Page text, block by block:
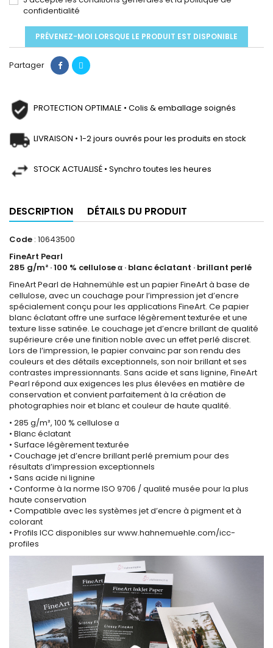
confidentialité
PRÉVENEZ-MOI LORSQUE LE PRODUIT EST DISPONIBLE
Partager
PROTECTION OPTIMALE • Colis & emballage soignés
LIVRAISON • 1-2 jours ouvrés pour les produits en stock
STOCK ACTUALISÉ • Synchro toutes les heures
DESCRIPTION DÉTAILS DU PRODUIT
Code : 10643500
FineArt Pearl
285 g/m² · 100 % cellulose α · blanc éclatant · brillant perlé
FineArt Pearl de Hahnemühle est un papier FineArt à base de
cellulose, avec un couchage pour l’impression jet d’encre
spécialement conçu pour les applications FineArt. Ce papier
blanc éclatant offre une surface légèrement texturée et une
texture lisse satinée. Le couchage jet d’encre brillant de qualité
supérieure crée une finition noble avec un effet perlé discret.
Lors de l’impression, le papier convainc par son rendu des
couleurs et des détails exceptionnels, son noir brillant et ses
contrastes impressionnants. Sans acide et sans lignine, FineArt
Pearl répond aux exigences les plus élevées en matière de
conservation et convient parfaitement à la création de
photographies noir et blanc et couleur de haute qualité.
• 285 g/m², 100 % cellulose α
• Blanc éclatant
• Surface légèrement texturée
• Couchage jet d’encre brillant perlé premium pour des
résultats d’impression exceptionnels
• Sans acide ni lignine
• Conforme à la norme ISO 9706 / qualité musée pour la plus
haute conservation
• Compatible avec les systèmes jet d’encre à pigment et à
colorant
• Profils ICC disponibles sur www.hahnemuehle.com/icc-
profiles